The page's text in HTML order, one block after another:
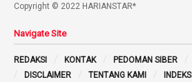
Copyright © 2022 HARIANSTAR*
Navigate Site
REDAKSI KONTAK PEDOMAN SIBER
DISCLAIMER
TENTANG KAMI INDEKS